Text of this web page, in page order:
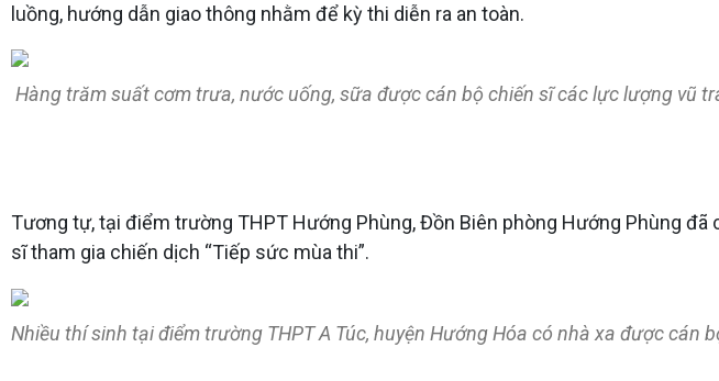
luồng, hướng dẫn giao thông nhằm để kỳ thi diễn ra an toàn.
Hàng trăm suất cơm trưa, nước uống, sữa được cán bộ chiến sĩ các lực lượng vũ
Tương tự, tại điểm trường THPT Hướng Phùng, Đồn Biên phòng Hướng Phùng
sĩ tham gia chiến dịch “Tiếp sức mùa thi”.
Nhiều thí sinh tại điểm trường THPT A Túc, huyện Hướng Hóa có nhà xa được